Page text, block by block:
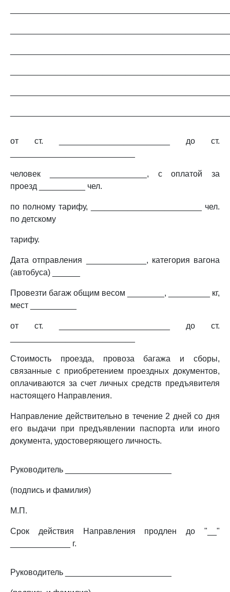
от ст. ________________________ до ст.
человек _____________________, с оплатой за
проезд __________ чел.
по полному тарифу, ________________________ чел.
по детскому
тарифу.
Дата отправления _____________, категория вагона
(автобуса) ______
Провезти багаж общим весом ________, _________ кг,
мест __________
от ст. ________________________ до ст.
Стоимость проезда, провоза багажа и сборы,
связанные с приобретением проездных документов,
оплачиваются за счет личных средств предъявителя
настоящего Направления.
Направление действительно в течение 2 дней со дня
его выдачи при предъявлении паспорта или иного
документа, удостоверяющего личность.
Руководитель _______________________
(подпись и фамилия)
М.П.
Срок действия Направления продлен до "__"
_____________ г.
Руководитель _______________________